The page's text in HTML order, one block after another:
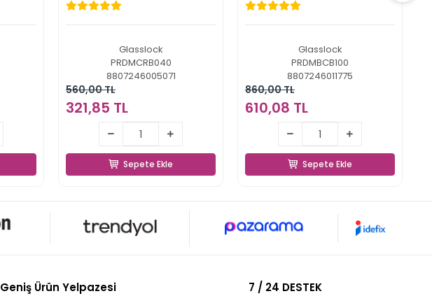
Glasslock
PRDMCRB040
8807246005071
560,00 TL
321,85 TL
321,85 TL
Sepete Ekle
Sepete Ekle
Glasslock
PRDMBCB100
8807246011775
860,00 TL
610,08 TL
610,08 TL
Sepete Ekle
Sepete Ekle
Geniş Ürün Yelpazesi 7 / 24 DESTEK